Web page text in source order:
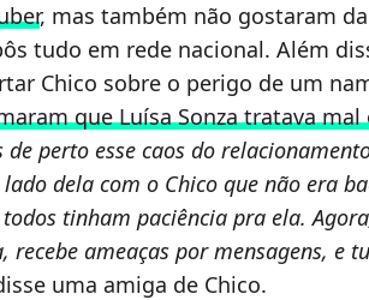
, mas também não gostaram
tudo em rede nacional. Além
Chico sobre o perigo de um
que Luísa Sonza tratava
de perto esse caos do
dela com o Chico que não era
tinham paciência pra ela.
recebe ameaças por mensagens, e
uma amiga de Chico.